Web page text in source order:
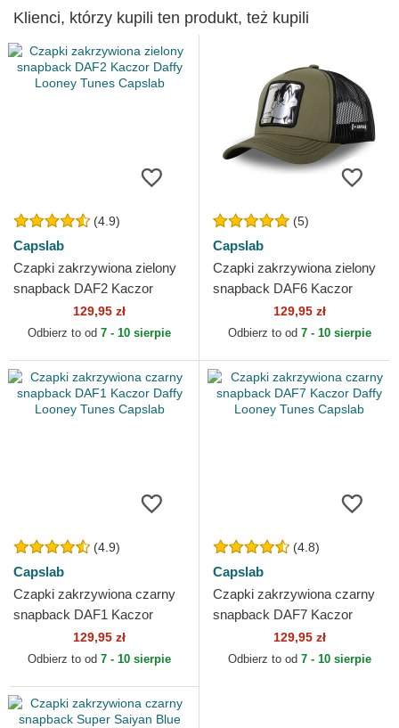
Klienci, którzy kupili ten produkt, też kupili
(4.9)
Capslab
Czapki zakrzywiona zielony
snapback DAF2 Kaczor
Daffy Looney Tunes Capslab
129,95 zł
Odbierz to od 7 - 10 sierpie
(5)
Capslab
Czapki zakrzywiona zielony
snapback DAF6 Kaczor
Daffy Looney Tunes Capslab
129,95 zł
Odbierz to od 7 - 10 sierpie
(4.9)
Capslab
Czapki zakrzywiona czarny
snapback DAF1 Kaczor
Daffy Looney Tunes Capslab
129,95 zł
Odbierz to od 7 - 10 sierpie
(4.8)
Capslab
Czapki zakrzywiona czarny
snapback DAF7 Kaczor
Daffy Looney Tunes Capslab
129,95 zł
Odbierz to od 7 - 10 sierpie